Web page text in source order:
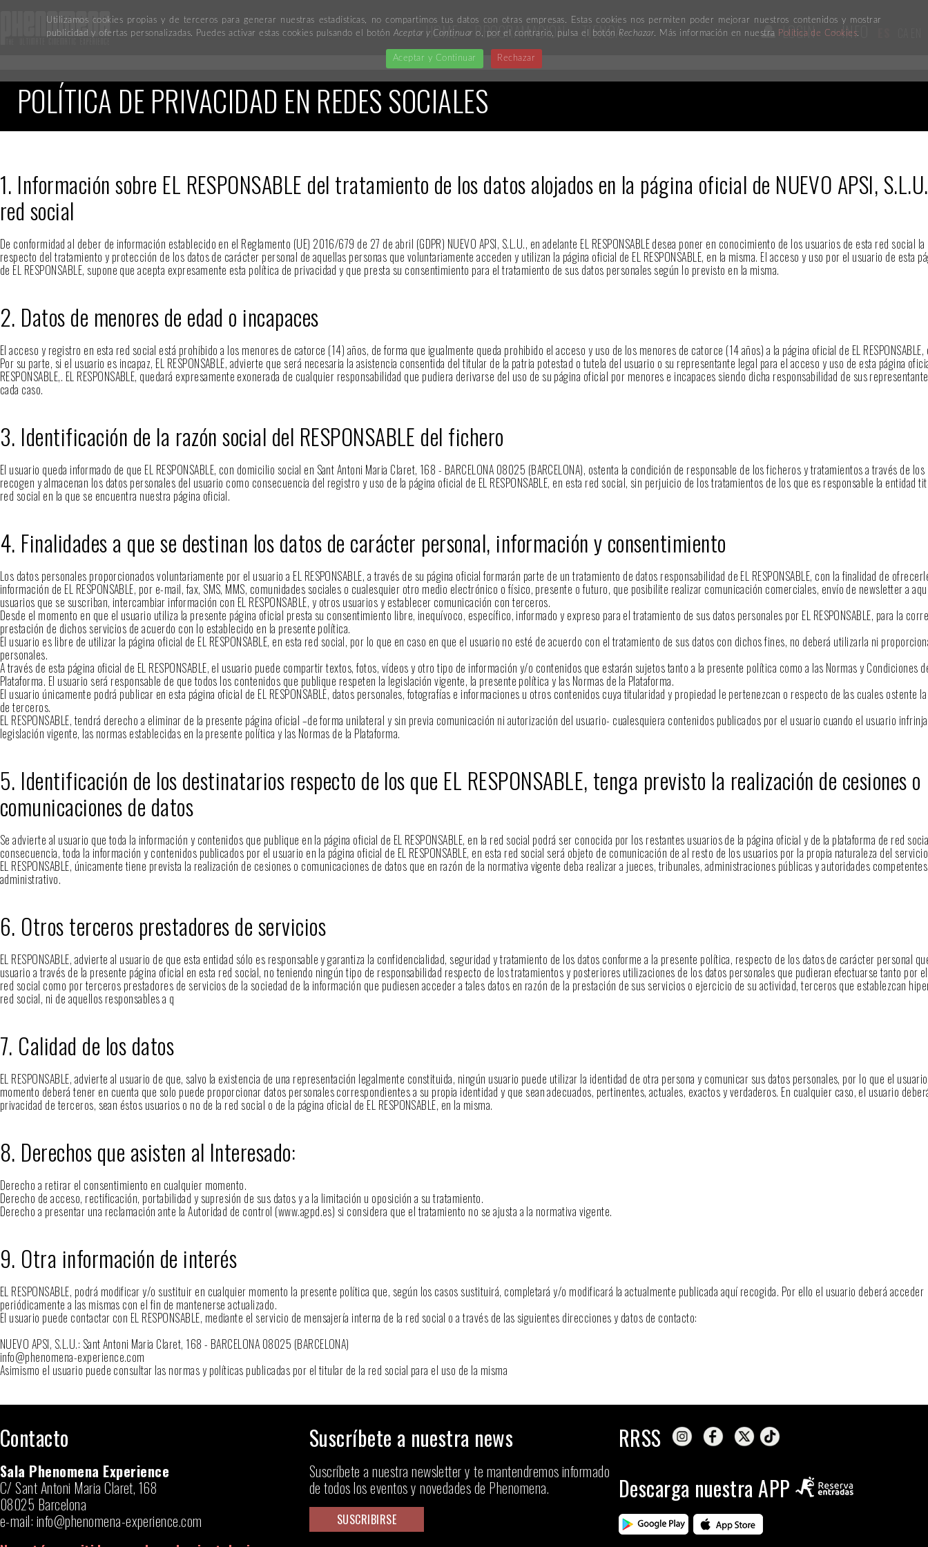
Utilizamos cookies propias y de terceros para generar nuestras estadísticas, no compartimos tus datos con otras empresas. Estas cookies nos permiten poder mejorar nuestros contenidos y mostrar
publicidad y ofertas personalizadas. Puedes activar estas cookies pulsando el botón Aceptar y Continuar o, por el contrario, pulsa el botón Rechazar . Más información en nuestra Política de Cookies
Aceptar y Continuar Rechazar
HOME PROGRAMACIÓN TIENDA LOGIN + INFO
POLÍTICA DE PRIVACIDAD EN REDES SOCIALES
1. Información sobre EL RESPONSABLE del tratamiento de los datos alojados en la página oficial de NUEVO APSI,
red social
De conformidad al deber de información establecido en el Reglamento (UE) 2016/679 de 27 de abril (GDPR) NUEVO APSI, S.L.U., en adelante EL RESPONSABLE desea poner en conocimiento de los usuarios de esta red social
respecto del tratamiento y protección de los datos de carácter personal de aquellas personas que voluntariamente acceden y utilizan la página oficial de EL RESPONSABLE, en la misma. El acceso y uso por el usuario de esta
de EL RESPONSABLE, supone que acepta expresamente esta política de privacidad y que presta su consentimiento para el tratamiento de sus datos personales según lo previsto en la misma.
2. Datos de menores de edad o incapaces
El acceso y registro en esta red social está prohibido a los menores de catorce (14) años, de forma que igualmente queda prohibido el acceso y uso de los menores de catorce (14 años) a la página oficial de EL RESPONSABLE,
Por su parte, si el usuario es incapaz, EL RESPONSABLE, advierte que será necesaria la asistencia consentida del titular de la patria potestad o tutela del usuario o su representante legal para el acceso y uso de esta página
RESPONSABLE,. EL RESPONSABLE, quedará expresamente exonerada de cualquier responsabilidad que pudiera derivarse del uso de su página oficial por menores e incapaces siendo dicha responsabilidad de sus
cada caso.
3. Identificación de la razón social del RESPONSABLE del fichero
El usuario queda informado de que EL RESPONSABLE, con domicilio social en Sant Antoni Maria Claret, 168 - BARCELONA 08025 (BARCELONA), ostenta la condición de responsable de los ficheros y tratamientos a través de
recogen y almacenan los datos personales del usuario como consecuencia del registro y uso de la página oficial de EL RESPONSABLE, en esta red social, sin perjuicio de los tratamientos de los que es responsable la entidad
red social en la que se encuentra nuestra página oficial.
4. Finalidades a que se destinan los datos de carácter personal, información y consentimiento
Los datos personales proporcionados voluntariamente por el usuario a EL RESPONSABLE, a través de su página oficial formarán parte de un tratamiento de datos responsabilidad de EL RESPONSABLE, con la finalidad de
información de EL RESPONSABLE, por e-mail, fax, SMS, MMS, comunidades sociales o cualesquier otro medio electrónico o físico, presente o futuro, que posibilite realizar comunicación comerciales, envío de newsletter a
usuarios que se suscriban, intercambiar información con EL RESPONSABLE, y otros usuarios y establecer comunicación con terceros.
Desde el momento en que el usuario utiliza la presente página oficial presta su consentimiento libre, inequívoco, específico, informado y expreso para el tratamiento de sus datos personales por EL RESPONSABLE, para la
prestación de dichos servicios de acuerdo con lo establecido en la presente política.
El usuario es libre de utilizar la página oficial de EL RESPONSABLE, en esta red social, por lo que en caso en que el usuario no esté de acuerdo con el tratamiento de sus datos con dichos fines, no deberá utilizarla ni
personales.
A través de esta página oficial de EL RESPONSABLE, el usuario puede compartir textos, fotos, vídeos y otro tipo de información y/o contenidos que estarán sujetos tanto a la presente política como a las Normas y Condiciones
Plataforma. El usuario será responsable de que todos los contenidos que publique respeten la legislación vigente, la presente política y las Normas de la Plataforma.
El usuario únicamente podrá publicar en esta página oficial de EL RESPONSABLE, datos personales, fotografías e informaciones u otros contenidos cuya titularidad y propiedad le pertenezcan o respecto de las cuales ostente
de terceros.
EL RESPONSABLE, tendrá derecho a eliminar de la presente página oficial –de forma unilateral y sin previa comunicación ni autorización del usuario- cualesquiera contenidos publicados por el usuario cuando el usuario
legislación vigente, las normas establecidas en la presente política y las Normas de la Plataforma.
5. Identificación de los destinatarios respecto de los que EL RESPONSABLE, tenga previsto la realización de cesiones o
comunicaciones de datos
Se advierte al usuario que toda la información y contenidos que publique en la página oficial de EL RESPONSABLE, en la red social podrá ser conocida por los restantes usuarios de la página oficial y de la plataforma de red
consecuencia, toda la información y contenidos publicados por el usuario en la página oficial de EL RESPONSABLE, en esta red social será objeto de comunicación de al resto de los usuarios por la propia naturaleza del
EL RESPONSABLE, únicamente tiene prevista la realización de cesiones o comunicaciones de datos que en razón de la normativa vigente deba realizar a jueces, tribunales, administraciones públicas y autoridades
administrativo.
6. Otros terceros prestadores de servicios
EL RESPONSABLE, advierte al usuario de que esta entidad sólo es responsable y garantiza la confidencialidad, seguridad y tratamiento de los datos conforme a la presente política, respecto de los datos de carácter personal
usuario a través de la presente página oficial en esta red social, no teniendo ningún tipo de responsabilidad respecto de los tratamientos y posteriores utilizaciones de los datos personales que pudieran efectuarse tanto por
red social como por terceros prestadores de servicios de la sociedad de la información que pudiesen acceder a tales datos en razón de la prestación de sus servicios o ejercicio de su actividad, terceros que establezcan
red social, ni de aquellos responsables a q
7. Calidad de los datos
EL RESPONSABLE, advierte al usuario de que, salvo la existencia de una representación legalmente constituida, ningún usuario puede utilizar la identidad de otra persona y comunicar sus datos personales, por lo que el
momento deberá tener en cuenta que solo puede proporcionar datos personales correspondientes a su propia identidad y que sean adecuados, pertinentes, actuales, exactos y verdaderos. En cualquier caso, el usuario
privacidad de terceros, sean éstos usuarios o no de la red social o de la página oficial de EL RESPONSABLE, en la misma.
8. Derechos que asisten al Interesado:
Derecho a retirar el consentimiento en cualquier momento.
Derecho de acceso, rectificación, portabilidad y supresión de sus datos y a la limitación u oposición a su tratamiento.
Derecho a presentar una reclamación ante la Autoridad de control (www.agpd.es) si considera que el tratamiento no se ajusta a la normativa vigente.
9. Otra información de interés
EL RESPONSABLE, podrá modificar y/o sustituir en cualquier momento la presente política que, según los casos sustituirá, completará y/o modificará la actualmente publicada aquí recogida. Por ello el usuario deberá acceder
periódicamente a las mismas con el fin de mantenerse actualizado.
El usuario puede contactar con EL RESPONSABLE, mediante el servicio de mensajería interna de la red social o a través de las siguientes direcciones y datos de contacto:
NUEVO APSI, S.L.U.: Sant Antoni Maria Claret, 168 - BARCELONA 08025 (BARCELONA)
info@phenomena-experience.com
Asimismo el usuario puede consultar las normas y políticas publicadas por el titular de la red social para el uso de la misma
Contacto
Sala Phenomena Experience
C/ Sant Antoni Maria Claret, 168
08025 Barcelona
e-mail: info@phenomena-experience.com
Suscríbete a nuestra news
Suscríbete a nuestra newsletter y te mantendremos informado
de todos los eventos y novedades de Phenomena.
SUSCRIBIRSE
RRSS
Descarga nuestra APP